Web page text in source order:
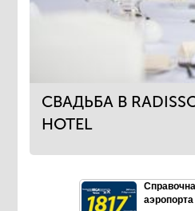
СВАДЬБА В
HOTEL